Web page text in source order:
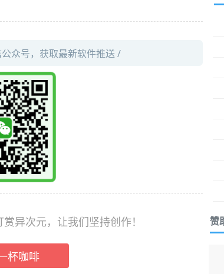
众号，获取最新软件推送 /
异次元，让我们坚持创作！
杯咖啡
赞